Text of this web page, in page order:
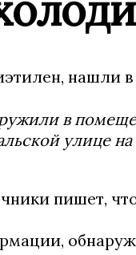
нашли
в
улице
пишет,